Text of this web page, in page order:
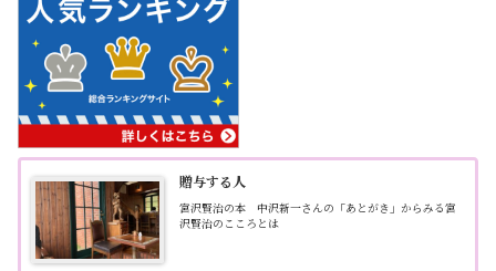
贈与する人
宮沢賢治の本 中沢新一さんの「あとがき」からみる宮
沢賢治のこころとは